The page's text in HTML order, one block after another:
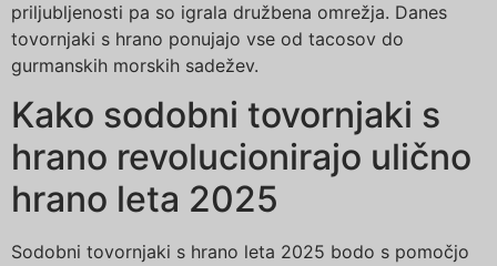
priljubljenosti pa so igrala družbena omrežja. Danes
tovornjaki s hrano ponujajo vse od tacosov do
gurmanskih morskih sadežev.
Kako sodobni tovornjaki s
hrano revolucionirajo ulično
hrano leta 2025
Sodobni tovornjaki s hrano leta 2025 bodo s pomočjo